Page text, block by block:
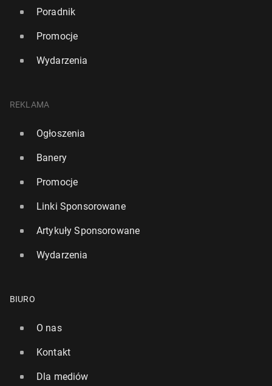
Poradnik
Promocje
Wydarzenia
REKLAMA
Ogłoszenia
Banery
Promocje
Linki Sponsorowane
Artykuły Sponsorowane
Wydarzenia
BIURO
O nas
Kontakt
Dla mediów